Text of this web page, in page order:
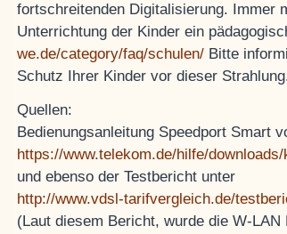
fortschreitenden Digitalisierung. Immer
Unterrichtung der Kinder ein
we.de/category/faq/schulen/ Bitte
Schutz Ihrer Kinder vor dieser
Quellen:
Bedienungsanleitung Speedport Smart
https://www.telekom.de/hilfe/
und ebenso der Testbericht unter
http://www.vdsl-tarifvergleich.de/
(Laut diesem Bericht, wurde die W-